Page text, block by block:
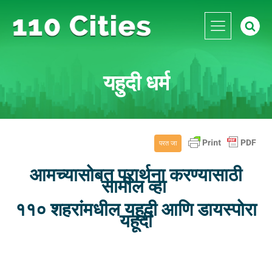
यहुदी धर्म
परत जा
आमच्यासोबत प्रार्थना करण्यासाठी
सामील व्हा
११० शहरांमधील यहूदी आणि डायस्पोरा
यहूदी